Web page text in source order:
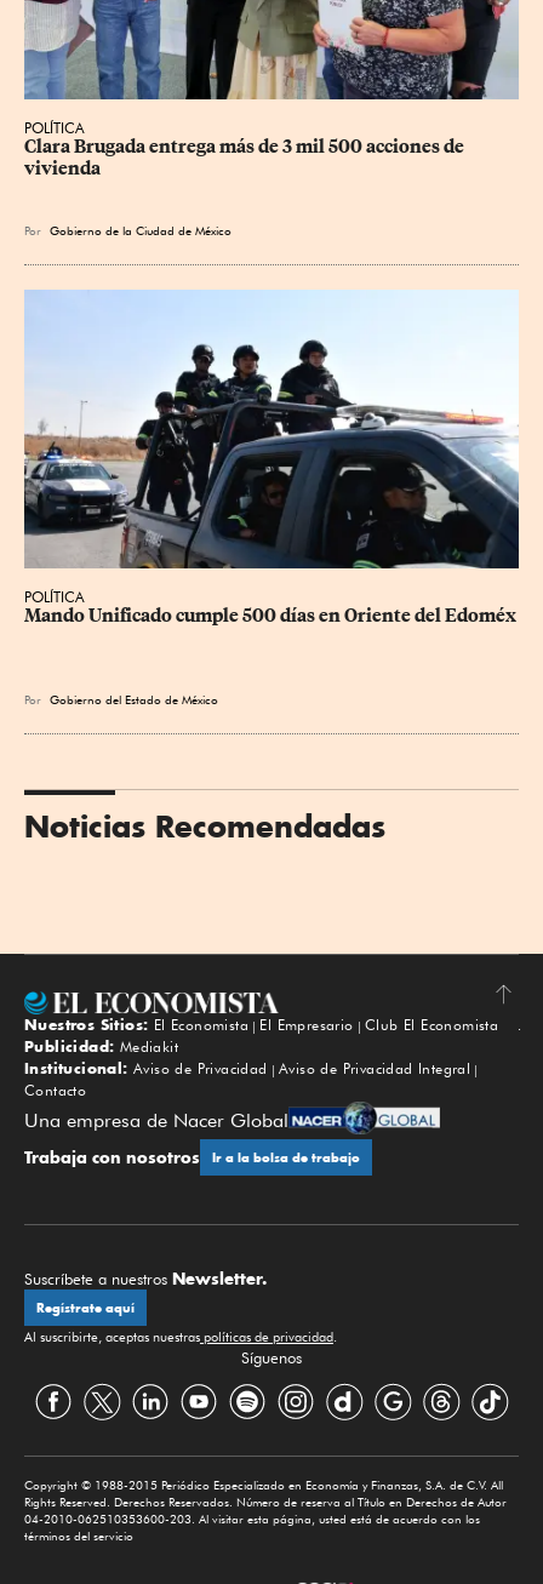
POLÍTICA
Clara Brugada entrega más de 3 mil 500 acciones de
vivienda
Por Gobierno de la Ciudad de México
POLÍTICA
Mando Unificado cumple 500 días en Oriente del Edoméx
Por Gobierno del Estado de México
Noticias Recomendadas
Subir
Nuestros Sitios: El Economista El Empresario
Club El Economista
Publicidad: Mediakit
Institucional: Aviso de Privacidad
Aviso de Privacidad Integral
Contacto
Una empresa de Nacer Global
Trabaja con nosotros Ir a la bolsa de trabajo
Suscríbete a nuestros Newsletter.
Regístrate aquí
Al suscribirte, aceptas nuestras políticas de privacidad.
Síguenos
Copyright © 1988-2015 Periódico Especializado en Economía y Finanzas, S.A. de C.V. All
Rights Reserved. Derechos Reservados. Número de reserva al Título en Derechos de Autor
04-2010-062510353600-203. Al visitar esta página, usted está de acuerdo con los
términos del servicio